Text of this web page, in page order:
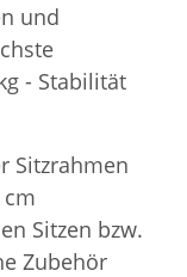
und
- Stabilität
Sitzrahmen
Sitzen bzw.
Zubehör